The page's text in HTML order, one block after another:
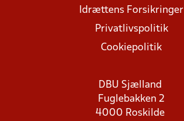
Idrættens Forsikringer
Privatlivspolitik
Cookiepolitik
DBU Sjælland
Fuglebakken 2
4000 Roskilde